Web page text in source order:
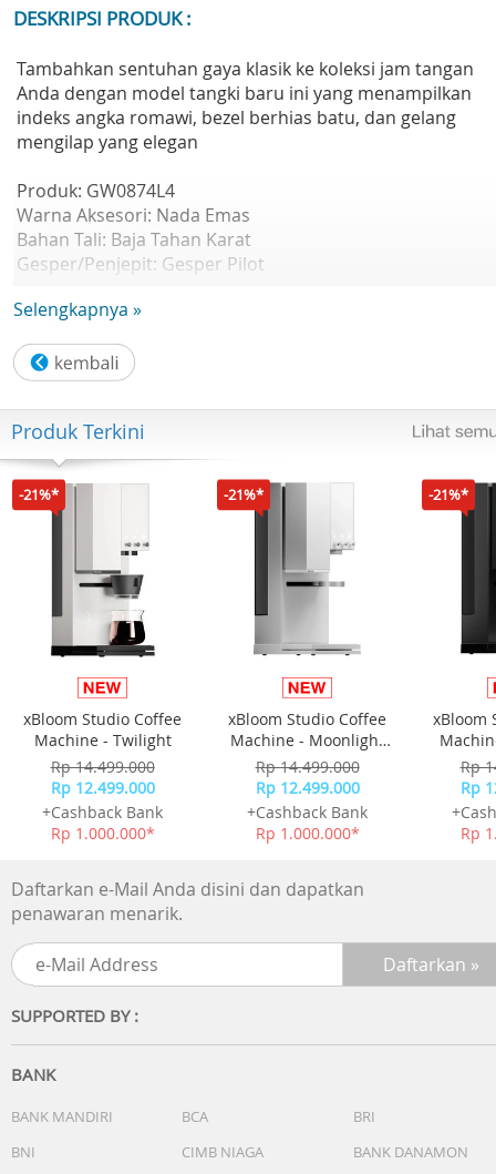
DESKRIPSI PRODUK :
Tambahkan sentuhan gaya klasik ke koleksi jam tangan
Anda dengan model tangki baru ini yang menampilkan
indeks angka romawi, bezel berhias batu, dan gelang
mengilap yang elegan
Produk: GW0874L4
Warna Aksesori: Nada Emas
Bahan Tali: Baja Tahan Karat
Gesper/Penjepit: Gesper Pilot
Diameter Casing: 27 mm
Tinggi Casing:
Bahan Casing: Baja Daur Ulang
Bentuk Casing: Persegi Panjang
Lensa Kristal: Lensa Mineral
Warna Dial: Sampanye
Tanda Dial:
Lebar Tali dan Lug: 20 mm
Garansi Resmi Guess 1 Tahun
Kelengkapan Paket :
- Jam Tangan
- Kartu Garansi Resmi
- Buku Manual
Selengkapnya »
Produk Terkini
-21%*
xBloom Studio Coffee
Machine - Twilight
Rp 14.499.000
Rp 12.499.000
+Cashback Bank
Rp 1.000.000*
-21%*
xBloom Studio Coffee
Machine - Moonlight
White
Rp 14.499.000
Rp 12.499.000
+Cashback Bank
Rp 1.000.000*
-21%*
xBloom
Rp
Rp
Rp
Daftarkan e-Mail Anda disini dan dapatkan
penawaran menarik.
SUPPORTED BY :
BANK
BANK MANDIRI BCA
BRI
BNI
CIMB NIAGA
BANK DANAMON